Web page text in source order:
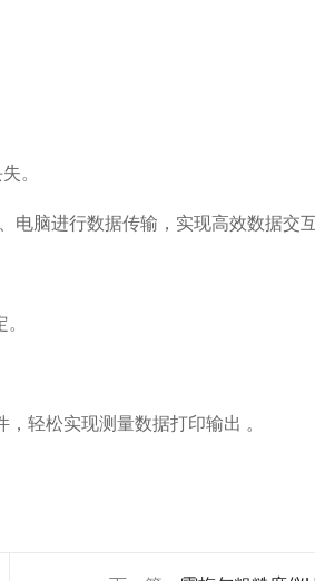
。
脑进行数据传输，实现高效数据交互
轻松实现测量数据打印输出 。